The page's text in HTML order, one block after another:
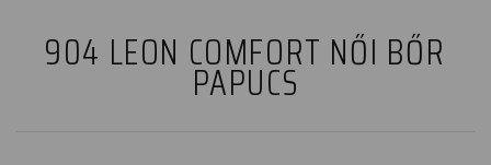
904 LEON COMFORT NŐI BŐR
PAPUCS